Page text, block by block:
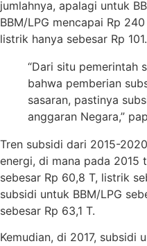
jumlahnya, apalagi untuk
BBM/LPG mencapai Rp
listrik hanya sebesar Rp
“Dari situ pemerintah
bahwa pemberian
sasaran, pastinya
anggaran Negara,”
Tren subsidi dari 2015-
energi, di mana pada 2015
sebesar Rp 60,8 T, listrik
subsidi untuk BBM/LPG
sebesar Rp 63,1 T.
Kemudian, di 2017, subsidi